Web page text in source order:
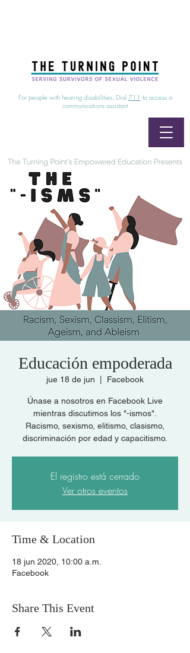
For people with hearing disabilities, Dial 711 to access a
communications assistant
Educación empoderada
jue 18 de jun Facebook
Únase a nosotros en Facebook Live
mientras discutimos los "-ismos".
Racismo, sexismo, elitismo, clasismo,
discriminación por edad y capacitismo.
El registro está cerrado
Ver otros eventos
Time & Location
18 jun 2020, 10:00 a.m.
Facebook
Share This Event